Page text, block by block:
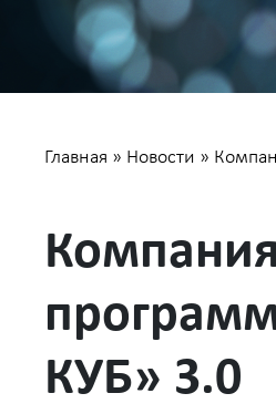
Главная » Новости »
КУБ» 3.0